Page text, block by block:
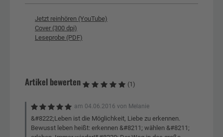
Jetzt reinhören (YouTube)
Cover (300 dpi)
Leseprobe (PDF)
Artikel bewerten (1)
am 04.06.2016 von Melanie
&#8222;Leben ist die Möglichkeit, Liebe zu erkennen.
Bewusst leben heißt: erkennen &#8211; wählen &#8211;